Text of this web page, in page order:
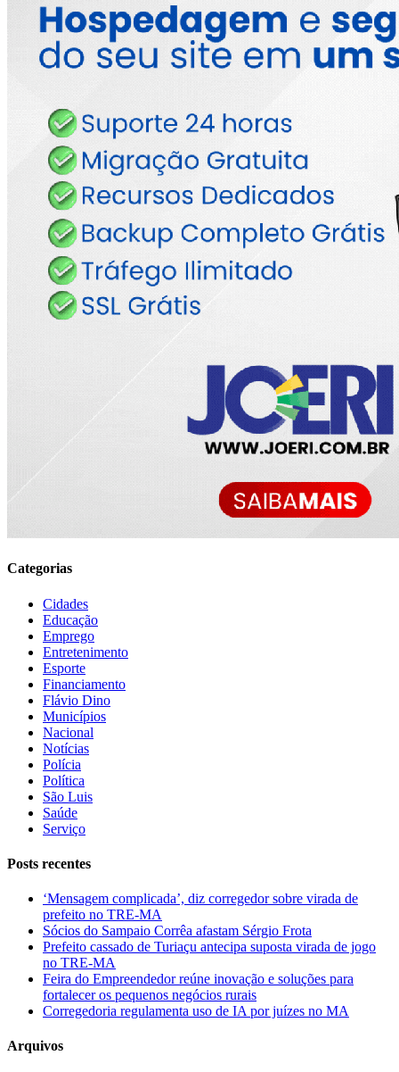
Categorias
Cidades
Educação
Emprego
Entretenimento
Esporte
Financiamento
Flávio Dino
Municípios
Nacional
Notícias
Polícia
Política
São Luis
Saúde
Serviço
Posts recentes
‘Mensagem complicada’, diz corregedor sobre virada de
prefeito no TRE-MA
Sócios do Sampaio Corrêa afastam Sérgio Frota
Prefeito cassado de Turiaçu antecipa suposta virada de jogo
no TRE-MA
Feira do Empreendedor reúne inovação e soluções para
fortalecer os pequenos negócios rurais
Corregedoria regulamenta uso de IA por juízes no MA
Arquivos